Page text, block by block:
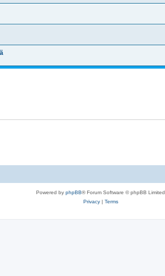
Powered by phpBB® Forum Software © phpBB Limited
Privacy| Terms